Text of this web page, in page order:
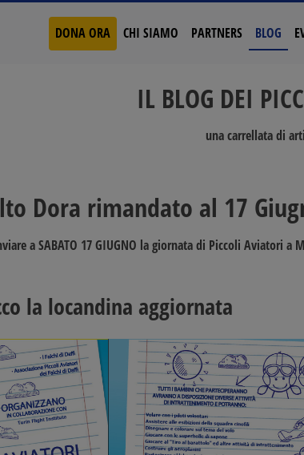
DONA ORA CHI SIAMO PARTNERS BLOG
IL BLOG DEI
una carrellata di
Dora rimandato al 17
aSABATO 17 GIUGNO la giornata di Piccoli Aviatori a
la locandina aggiornata